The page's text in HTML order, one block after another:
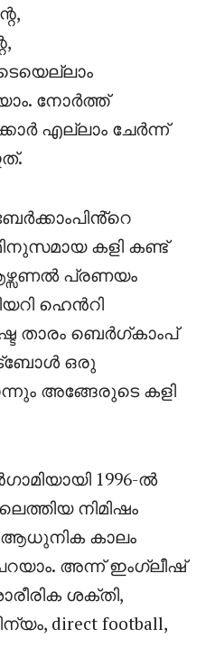
നോർത്ത്
എല്ലാം ചേർന്ന്
കളി കണ്ട്
പ്രണയം
ഹെൻറി
താരം ബെർഗ്കാംപ്
ഒരു
അങ്ങേരുടെ കളി
1996-ൽ
നിമിഷം
കാലം
. അന്ന് ഇംഗ്ലീഷ്
ശക്തി,
, direct football,